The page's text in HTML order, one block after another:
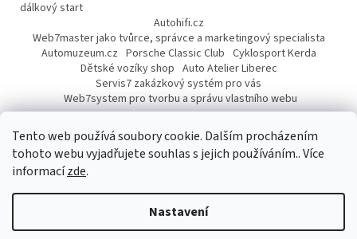
Tento web používá soubory cookie. Dalším procházením
tohoto webu vyjadřujete souhlas s jejich používáním.. Více
informacízde.
Nastavení
dálkový start
Autohifi.cz
Web7master jako tvůrce, správce a marketingový specialista
Automuzeum.cz Porsche Classic Club Cyklosport Kerda
Dětské vozíky shop Auto Atelier Liberec
Servis7 zakázkový systém pro vás
Web7system pro tvorbu a správu vlastního webu
Dárek